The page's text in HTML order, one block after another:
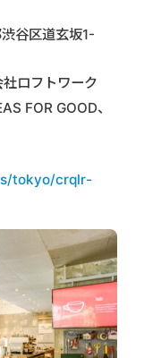
谷区道玄坂1-
ロフトワーク
FOR GOOD、
tokyo/crqlr-